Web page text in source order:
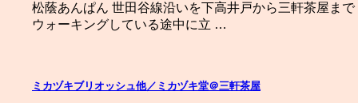
松蔭あんぱん 世田谷線沿いを下高井戸から三軒茶屋まで
ウォーキングしている途中に立 …
ミカヅキブリオッシュ他／ミカヅキ堂＠三軒茶屋